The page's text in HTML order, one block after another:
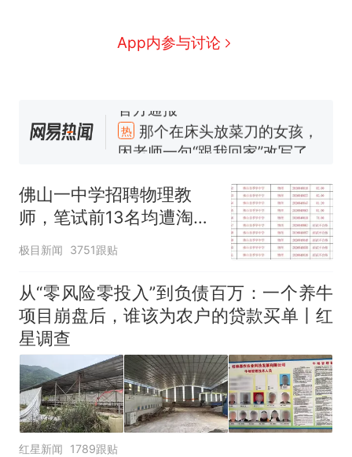
App内参与讨论
140多朵
美国渔民钓获鲨鱼徒手将其拽
热
那个在床头放菜刀的女孩，
因老师一句“跟我回家”改写了
佛山一中学招聘物理教
师，笔试前13名均遭淘
汰？教育局：已叫停招
极目新闻 3751跟贴
从“零风险零投入”到负债百万：一个养牛
项目崩盘后，谁该为农户的贷款买单丨红
星调查
红星新闻 1789跟贴